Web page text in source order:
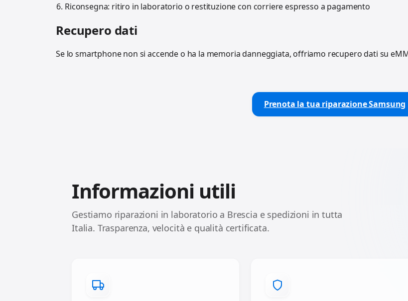
Riconsegna: ritiro in laboratorio o restituzione con corriere espresso a pagamento
Recupero dati
Se lo smartphone non si accende o ha la memoria danneggiata, offriamo recupero dati su
Prenota la tua riparazione Samsung
Informazioni utili
Gestiamo riparazioni in laboratorio a Brescia e spedizioni in tutta
Italia. Trasparenza, velocità e qualità certificata.